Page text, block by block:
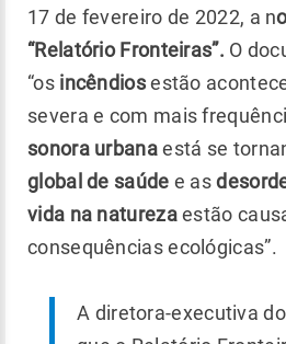
17 de fevereiro de 2022, a n
“Relatório Fronteiras”. O
“osincêndiosestão
severa e com mais
sonora urbanaestá se
global de saúde e as
vida na naturezaestão
consequências ecológicas”.
A diretora-executiva